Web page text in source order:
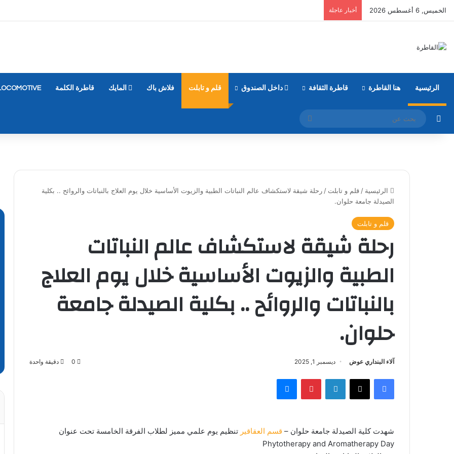
الخميس, 6 أغسطس 2026 أخبار عاجلة
الرئيسية هنا القاطرة قاطرة الثقافة داخل الصندوق قلم و تابلت فلاش باك المايك قاطرة الكلمة
مقال عشوائي
بحث
عن
الرئيسية / قلم و تابلت / رحلة شيقة لاستكشاف عالم النباتات الطبية والزيوت الأساسية خلال يوم العلاج بالنباتات والروائح .. بكلية
الصيدلة جامعة حلوان.
قلم و تابلت
رحلة شيقة لاستكشاف عالم النباتات
الطبية والزيوت الأساسية خلال يوم العلاج
بالنباتات والروائح .. بكلية الصيدلة جامعة
حلوان.
آلاء البنداري عوض ديسمبر 1, 2025 0 دقيقة واحدة
فيسبوك ‫X لينكدإن بينتيريستماسنجر
شهدت كلية الصيدلة جامعة حلوان – قسم العقاقير تنظيم يوم علمي مميز لطلاب الفرقة الخامسة تحت عنوان
Phytotherapy and Aromatherapy Day